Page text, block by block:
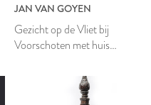
JAN VAN GOYEN
Gezicht op de Vliet bij
Voorschoten met huis